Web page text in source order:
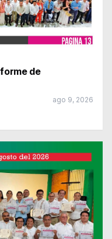
de
ago 9, 2026